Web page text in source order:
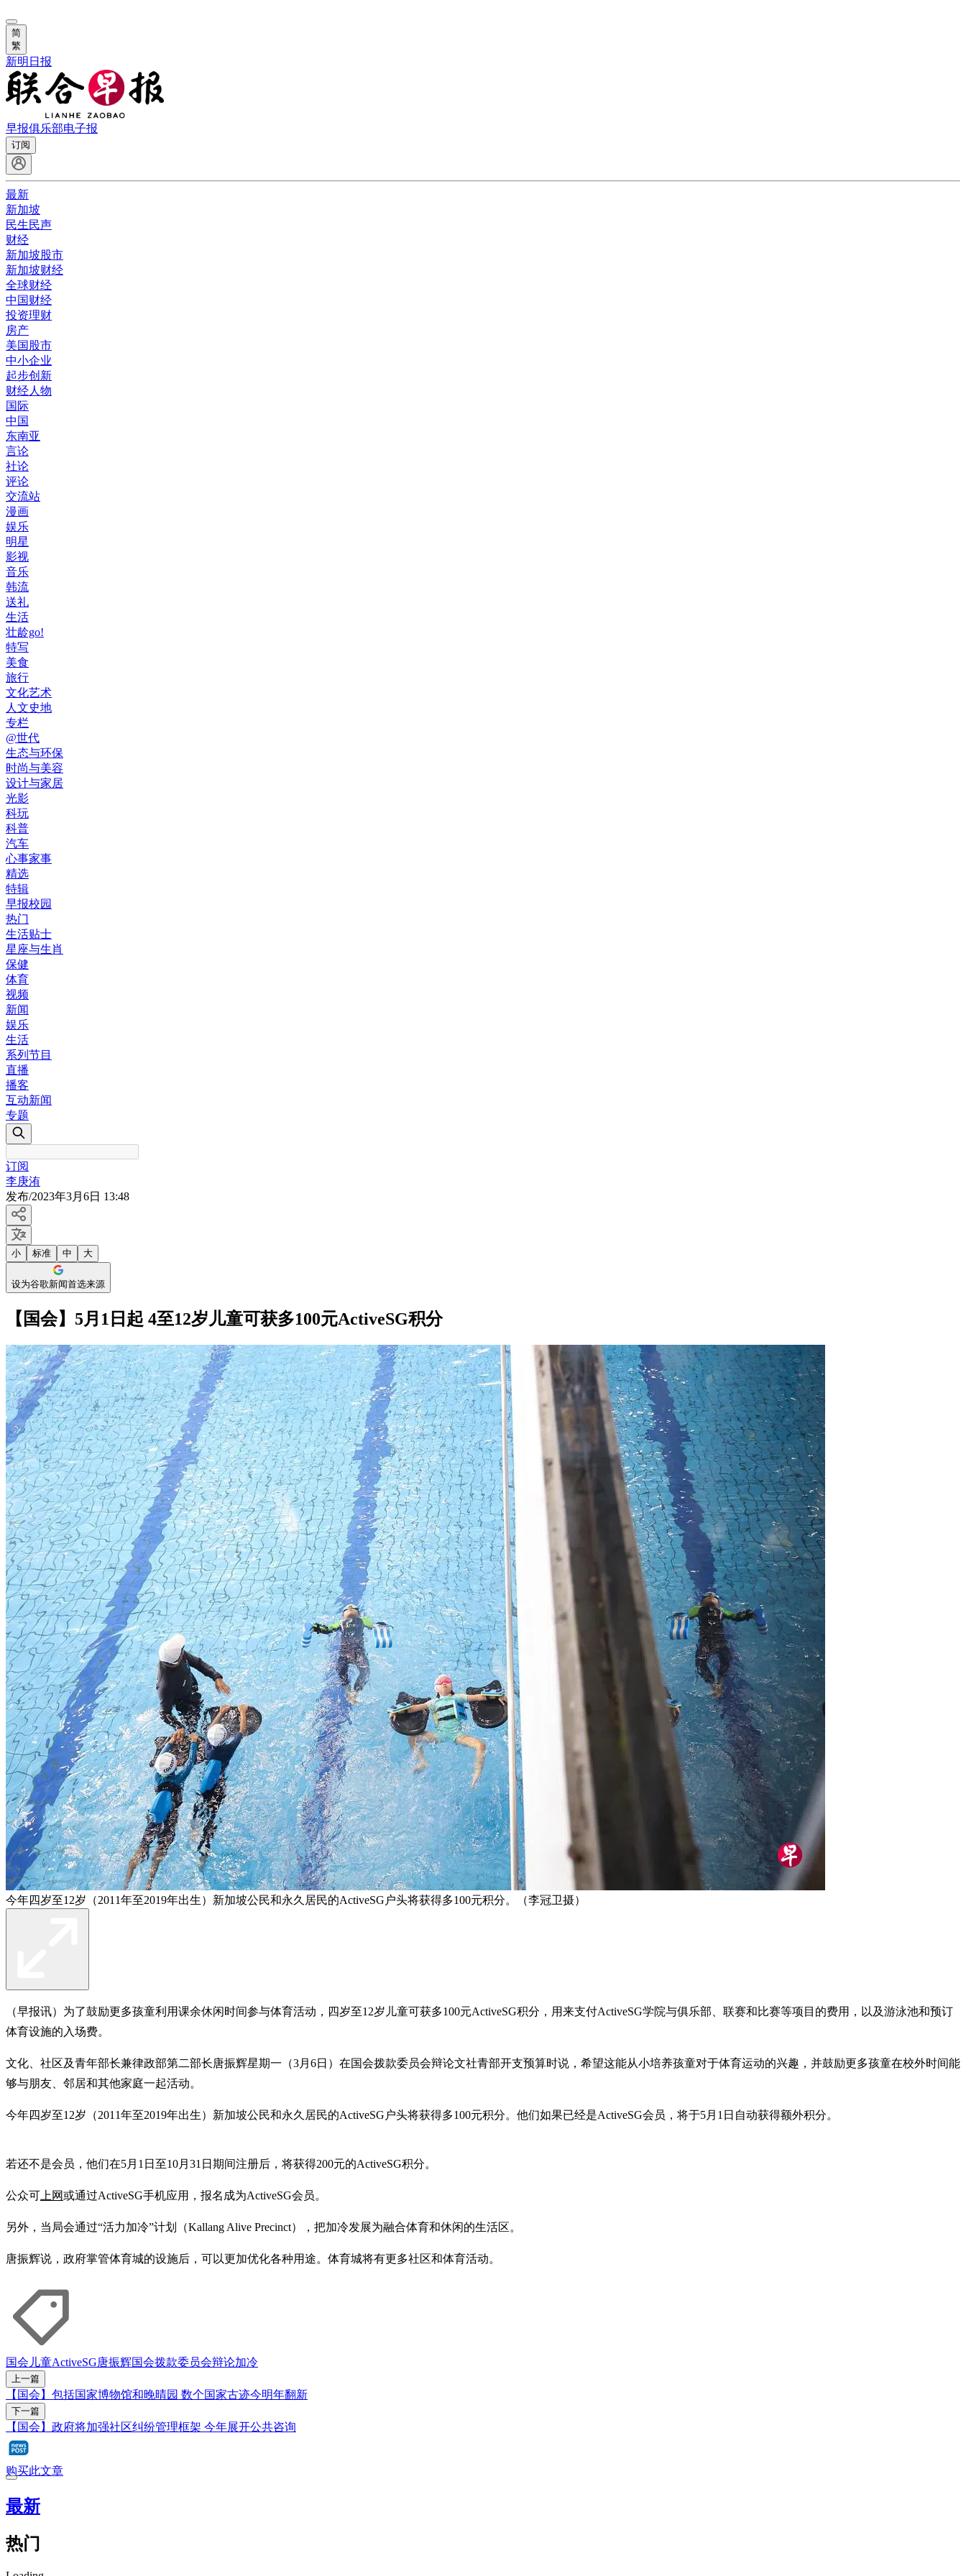
简
繁
新明日报
早报俱乐部电子报
订阅
最新
新加坡
民生民声
财经
新加坡股市
新加坡财经
全球财经
中国财经
投资理财
房产
美国股市
中小企业
起步创新
财经人物
国际
中国
东南亚
言论
社论
评论
交流站
漫画
娱乐
明星
影视
音乐
韩流
送礼
生活
壮龄go!
特写
美食
旅行
文化艺术
人文史地
专栏
@世代
生态与环保
时尚与美容
设计与家居
光影
科玩
科普
汽车
心事家事
精选
特辑
早报校园
热门
生活贴士
星座与生肖
保健
体育
视频
新闻
娱乐
生活
系列节目
直播
播客
互动新闻
专题
订阅
李庚洧
发布/2023年3月6日 13:48
小 标准 中 大
设为谷歌新闻首选来源
【国会】5月1日起 4至12岁儿童可获多100元ActiveSG积分
今年四岁至12岁（2011年至2019年出生）新加坡公民和永久居民的ActiveSG户头将获得多100元积分。（李冠卫摄）
（早报讯）为了鼓励更多孩童利用课余休闲时间参与体育活动，四岁至12岁儿童可获多100元ActiveSG积分，用来支付ActiveSG学院与俱乐部、联赛和比赛等项目的费用，以及游泳池和预订
体育设施的入场费。
文化、社区及青年部长兼律政部第二部长唐振辉星期一（3月6日）在国会拨款委员会辩论文社青部开支预算时说，希望这能从小培养孩童对于体育运动的兴趣，并鼓励更多孩童在校外时间能
够与朋友、邻居和其他家庭一起活动。
今年四岁至12岁（2011年至2019年出生）新加坡公民和永久居民的ActiveSG户头将获得多100元积分。他们如果已经是ActiveSG会员，将于5月1日自动获得额外积分。
若还不是会员，他们在5月1日至10月31日期间注册后，将获得200元的ActiveSG积分。
公众可 上网或通过ActiveSG手机应用，报名成为ActiveSG会员。
另外，当局会通过“活力加冷”计划（Kallang Alive Precinct），把加冷发展为融合体育和休闲的生活区。
唐振辉说，政府掌管体育城的设施后，可以更加优化各种用途。体育城将有更多社区和体育活动。
国会 儿童ActiveSG唐振辉国会拨款委员会辩论加冷
上一篇
【国会】包括国家博物馆和晚晴园 数个国家古迹今明年翻新
下一篇
【国会】政府将加强社区纠纷管理框架 今年展开公共咨询
购买此文章
最新
热门